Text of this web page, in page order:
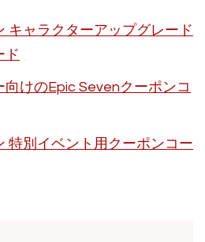
キャラクターアップグレード
ド
向けのEpic Sevenクーポンコ
特別イベント用クーポンコー